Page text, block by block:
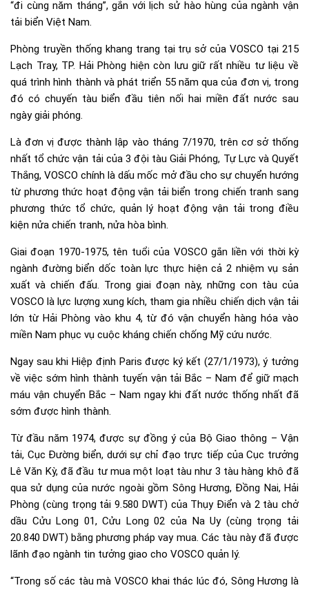
“đi cùng năm tháng”, gắn với lịch sử hào hùng của ngành vận
tải biển Việt Nam.
Phòng truyền thống khang trang tại trụ sở của VOSCO tại 215
Lạch Tray, TP. Hải Phòng hiện còn lưu giữ rất nhiều tư liệu về
quá trình hình thành và phát triển 55 năm qua của đơn vị, trong
đó có chuyến tàu biển đầu tiên nối hai miền đất nước sau
ngày giải phóng.
Là đơn vị được thành lập vào tháng 7/1970, trên cơ sở thống
nhất tổ chức vận tải của 3 đội tàu Giải Phóng, Tự Lực và Quyết
Thắng, VOSCO chính là dấu mốc mở đầu cho sự chuyển hướng
từ phương thức hoạt động vận tải biển trong chiến tranh sang
phương thức tổ chức, quản lý hoạt động vận tải trong điều
kiện nửa chiến tranh, nửa hòa bình.
Giai đoạn 1970-1975, tên tuổi của VOSCO gắn liền với thời kỳ
ngành đường biển dốc toàn lực thực hiện cả 2 nhiệm vụ sản
xuất và chiến đấu. Trong giai đoạn này, những con tàu của
VOSCO là lực lượng xung kích, tham gia nhiều chiến dịch vận tải
lớn từ Hải Phòng vào khu 4, từ đó vận chuyển hàng hóa vào
miền Nam phục vụ cuộc kháng chiến chống Mỹ cứu nước.
Ngay sau khi Hiệp định Paris được ký kết (27/1/1973), ý tưởng
về việc sớm hình thành tuyến vận tải Bắc – Nam để giữ mạch
máu vận chuyển Bắc – Nam ngay khi đất nước thống nhất đã
sớm được hình thành.
Từ đầu năm 1974, được sự đồng ý của Bộ Giao thông – Vận
tải, Cục Đường biển, dưới sự chỉ đạo trực tiếp của Cục trưởng
Lê Văn Kỳ, đã đầu tư mua một loạt tàu như 3 tàu hàng khô đã
qua sử dụng của nước ngoài gồm Sông Hương, Đồng Nai, Hải
Phòng (cùng trọng tải 9.580 DWT) của Thụy Điển và 2 tàu chở
dầu Cửu Long 01, Cửu Long 02 của Na Uy (cùng trọng tải
20.840 DWT) bằng phương pháp vay mua. Các tàu này đã được
lãnh đạo ngành tin tưởng giao cho VOSCO quản lý.
“Trong số các tàu mà VOSCO khai thác lúc đó, Sông Hương là